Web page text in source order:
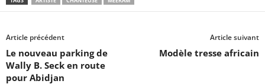
Article précédent
Le nouveau parking de
Wally B. Seck en route
pour Abidjan
Article suivant
Modèle tresse africain